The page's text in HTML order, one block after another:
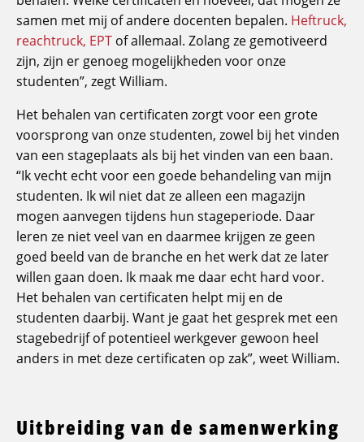
samen met mij of andere docenten bepalen. Heftruck,
reachtruck, EPT of allemaal. Zolang ze gemotiveerd
zijn, zijn er genoeg mogelijkheden voor onze
studenten”, zegt William.
Het behalen van certificaten zorgt voor een grote
voorsprong van onze studenten, zowel bij het vinden
van een stageplaats als bij het vinden van een baan.
“Ik vecht echt voor een goede behandeling van mijn
studenten. Ik wil niet dat ze alleen een magazijn
mogen aanvegen tijdens hun stageperiode. Daar
leren ze niet veel van en daarmee krijgen ze geen
goed beeld van de branche en het werk dat ze later
willen gaan doen. Ik maak me daar echt hard voor.
Het behalen van certificaten helpt mij en de
studenten daarbij. Want je gaat het gesprek met een
stagebedrijf of potentieel werkgever gewoon heel
anders in met deze certificaten op zak”, weet William.
Uitbreiding van de samenwerking